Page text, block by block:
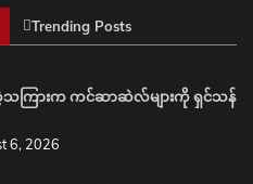
Trending Posts
ကြားက ကင်ဆာဆဲလ်များကို ရှင်သန်
6, 2026